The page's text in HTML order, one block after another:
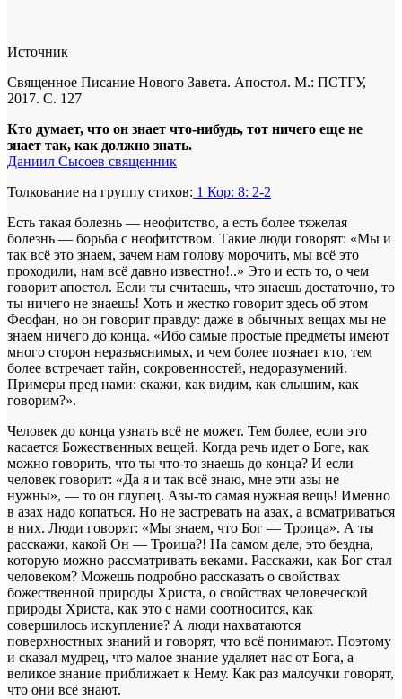
Источник
Священное Писание Нового Завета. Апостол. М.: ПСТГУ,
2017. С. 127
Кто думает, что он знает что-нибудь, тот ничего еще не
знает так, как должно знать.
Даниил Сысоев священник
Толкование на группу стихов: 1 Кор: 8: 2-2
Есть такая болезнь — неофитство, а есть более тяжелая
болезнь — борьба с неофитством. Такие люди говорят: «Мы и
так всё это знаем, зачем нам голову морочить, мы всё это
проходили, нам всё давно известно!..» Это и есть то, о чем
говорит апостол. Если ты считаешь, что знаешь достаточно, то
ты ничего не знаешь! Хоть и жестко говорит здесь об этом
Феофан, но он говорит правду: даже в обычных вещах мы не
знаем ничего до конца. «Ибо самые простые предметы имеют
много сторон неразъяснимых, и чем более познает кто, тем
более встречает тайн, сокровенностей, недоразумений.
Примеры пред нами: скажи, как видим, как слышим, как
говорим?».
Человек до конца узнать всё не может. Тем более, если это
касается Божественных вещей. Когда речь идет о Боге, как
можно говорить, что ты что-то знаешь до конца? И если
человек говорит: «Да я и так всё знаю, мне эти азы не
нужны», — то он глупец. Азы-то самая нужная вещь! Именно
в азах надо копаться. Но не застревать на азах, а всматриваться
в них. Люди говорят: «Мы знаем, что Бог — Троица». А ты
расскажи, какой Он — Троица?! На самом деле, это бездна,
которую можно рассматривать веками. Расскажи, как Бог стал
человеком? Можешь подробно рассказать о свойствах
божественной природы Христа, о свойствах человеческой
природы Христа, как это с нами соотносится, как
совершилось искупление? А люди нахватаются
поверхностных знаний и говорят, что всё понимают. Поэтому
и сказал мудрец, что малое знание удаляет нас от Бога, а
великое знание приближает к Нему. Как раз малоучки говорят,
что они всё знают.